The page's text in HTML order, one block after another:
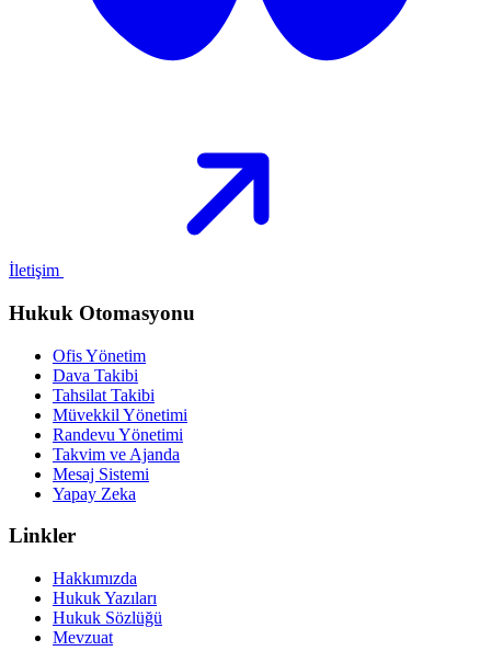
İletişim
Hukuk Otomasyonu
Ofis Yönetim
Dava Takibi
Tahsilat Takibi
Müvekkil Yönetimi
Randevu Yönetimi
Takvim ve Ajanda
Mesaj Sistemi
Yapay Zeka
Linkler
Hakkımızda
Hukuk Yazıları
Hukuk Sözlüğü
Mevzuat